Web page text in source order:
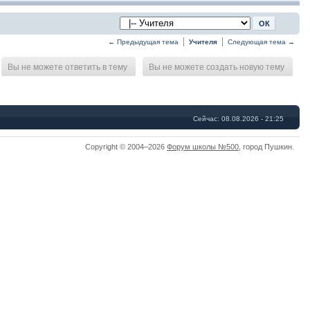
← Предыдущая тема Учителя Следующая тема →
Вы не можете создать новую тему
Вы не можете ответить в тему
Сейчас: 08.08.2026 - 21:25
Copyright © 2004–2026 Форум школы №500 город Пушкин